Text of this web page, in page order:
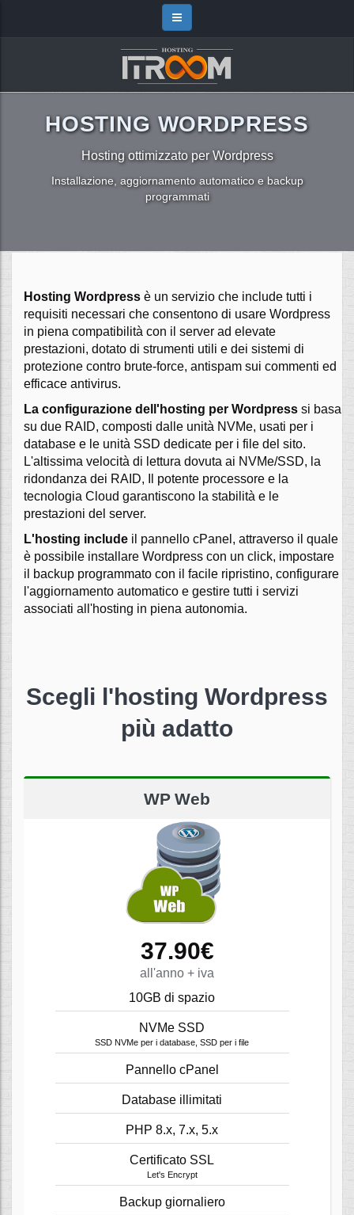
HOSTING WORDPRESS
Hosting ottimizzato per Wordpress
Installazione, aggiornamento automatico e backup
programmati
Hosting Wordpress è un servizio che include tutti i
requisiti necessari che consentono di usare Wordpress
in piena compatibilità con il server ad elevate
prestazioni, dotato di strumenti utili e dei sistemi di
protezione contro brute-force, antispam sui commenti ed
efficace antivirus.
La configurazione dell'hosting per Wordpress si basa
su due RAID, composti dalle unità NVMe, usati per i
database e le unità SSD dedicate per i file del sito.
L'altissima velocità di lettura dovuta ai NVMe/SSD, la
ridondanza dei RAID, Il potente processore e la
tecnologia Cloud garantiscono la stabilità e le
prestazioni del server.
L'hosting include il pannello cPanel, attraverso il quale
è possibile installare Wordpress con un click, impostare
il backup programmato con il facile ripristino, configurare
l'aggiornamento automatico e gestire tutti i servizi
associati all'hosting in piena autonomia.
Scegli l'hosting Wordpress
più adatto
WP Web
37.90€
all'anno + iva
10GB di spazio
NVMe SSD
SSD NVMe per i database, SSD per i file
Pannello cPanel
Database illimitati
PHP 8.x, 7.x, 5.x
Certificato SSL
Let's Encrypt
Backup giornaliero